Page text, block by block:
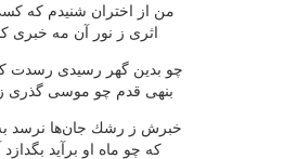
من از اختران شنیدم كه كسی
اثری ز نور آن مه خبری
چو بدین گهر رسیدی رسدت
بنهی قدم چو موسی گذری
خبرش ز رشك جان‌ها نرسد به
كه چو ماه او برآید